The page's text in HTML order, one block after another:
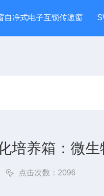
自净式电子互锁传递窗
培养箱：微
点击次数：2096